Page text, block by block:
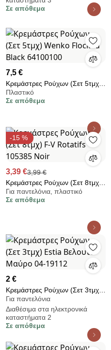
Σε απόθεμα
7,5 €
Κρεμάστρες Ρούχων (Σετ 5τμχ)
Wenko Flocked Black 64100100
Πλαστικό
Σε απόθεμα
-15 %
3,39 €3,99 €
Κρεμάστρες Ρούχων (Σετ 8τμχ)
F-V Rotatifs 105385 Noir
Για παντελόνια, πλαστικό
Σε απόθεμα
2 €
Κρεμάστρες Ρούχων (Σετ 3τμχ)
Estia Βελουτέ Μαύρο 04-19112
Για παντελόνια
Διαθέσιμα στα ηλεκτρονικά
καταστήματα 2
Σε απόθεμα